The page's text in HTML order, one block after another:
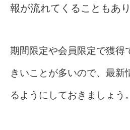
報が流れてくることもあり
期間限定や会員限定で獲得
きいことが多いので、最新
るようにしておきましょう。